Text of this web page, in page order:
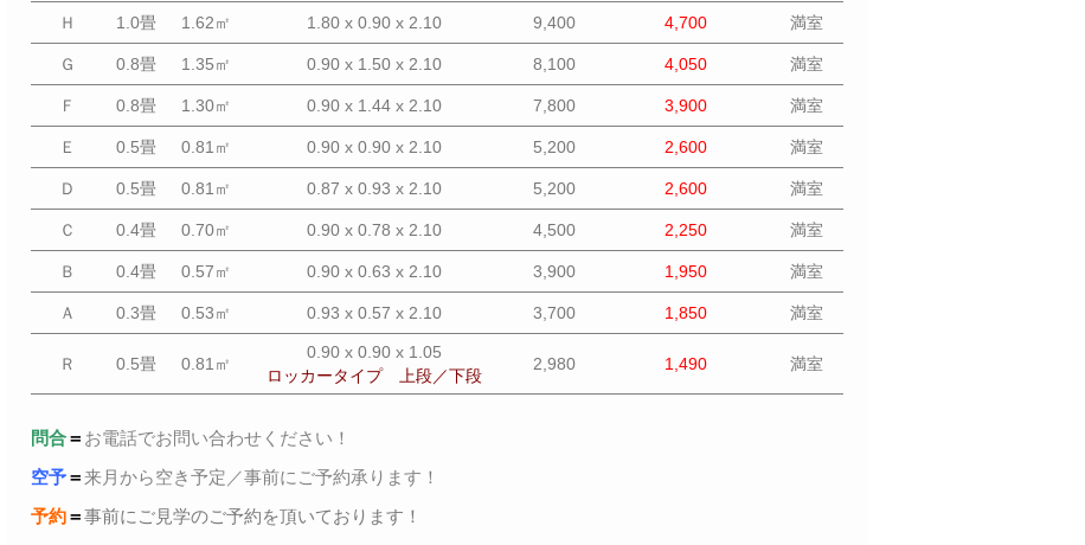
Ｈ 1.0畳 1.62㎡ 1.80 x 0.90 x 2.10 9,400 4,700 満室
Ｇ 0.8畳 1.35㎡ 0.90 x 1.50 x 2.10 8,100 4,050 満室
Ｆ 0.8畳 1.30㎡ 0.90 x 1.44 x 2.10 7,800 3,900 満室
Ｅ 0.5畳 0.81㎡ 0.90 x 0.90 x 2.10 5,200 2,600 満室
Ｄ 0.5畳 0.81㎡ 0.87 x 0.93 x 2.10 5,200 2,600 満室
Ｃ 0.4畳 0.70㎡ 0.90 x 0.78 x 2.10 4,500 2,250 満室
Ｂ 0.4畳 0.57㎡ 0.90 x 0.63 x 2.10 3,900 1,950 満室
Ａ 0.3畳 0.53㎡ 0.93 x 0.57 x 2.10 3,700 1,850 満室
Ｒ 0.5畳 0.81㎡
0.90 x 0.90 x 1.05
ロッカータイプ上段／下段
2,980 1,490 満室
問合＝ お電話でお問い合わせください！
空予＝来月から空き予定／事前にご予約承ります！
予約＝事前にご見学のご予約を頂いております！